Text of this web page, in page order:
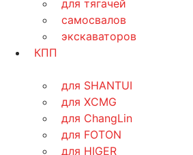
для тягачей
самосвалов
экскаваторов
КПП
для SHANTUI
для XCMG
для ChangLin
для FOTON
для HIGER